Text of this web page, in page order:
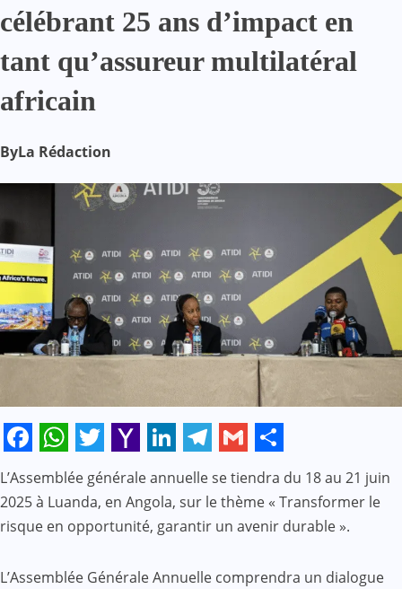
célébrant 25 ans d’impact en
tant qu’assureur multilatéral
africain
ByLa Rédaction
Facebook
WhatsApp
Twitter
Yahoo
Mail
LinkedIn
Telegram
Gmail
Share
L’Assemblée générale annuelle se tiendra du 18 au 21 juin
2025 à Luanda, en Angola, sur le thème « Transformer le
risque en opportunité, garantir un avenir durable ».
L’Assemblée Générale Annuelle comprendra un dialogue